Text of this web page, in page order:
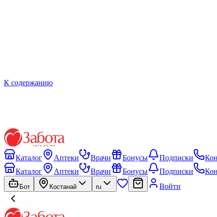
К содержанию
Каталог Аптеки Врачи Бонусы Подписки
Каталог
Аптеки Врачи Бонусы Подписки
Бот Костанай ru Войти